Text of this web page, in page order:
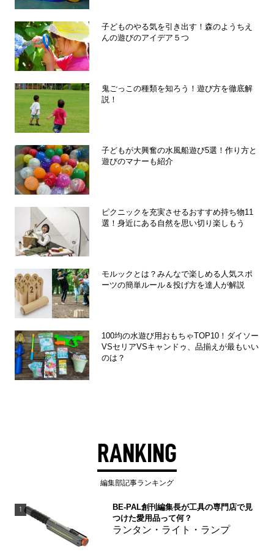
子どものやる気を引き出す！森のようちえ
んの遊びのアイデア５つ
鬼ごっこの種類を知ろう！遊び方を徹底解
説！
子どもが大興奮の水風船遊び5選！作り方と
遊びのマナーも紹介
ピクニックを充実させるおすすめ持ち物11
選！身近にある自然を思い切り楽しもう
モルックとは？みんなで楽しめる人気スポ
ーツの簡単ルール＆投げ方を達人が解説
100均の水遊び用おもちゃTOP10！ダイソー
VSセリアVSキャンドゥ、品揃えが最もいい
のは？
RANKING
編集部記事ランキング
1
BE-PAL創刊編集長が工具の専門店で見
つけた愛用品って何？
ランタン・ライト・ランプ